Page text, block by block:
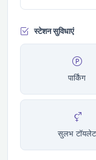
स्टेशन सुविधाएं
पार्किंग
सुलभ टॉयलेट